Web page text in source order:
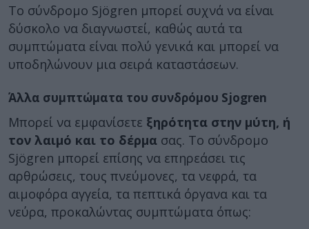
Το σύνδρομο Sjögren μπορεί συχνά να είναι
δύσκολο να διαγνωστεί, καθώς αυτά τα
συμπτώματα είναι πολύ γενικά και μπορεί να
υποδηλώνουν μια σειρά καταστάσεων.
Άλλα συμπτώματα του συνδρόμου Sjogren
Μπορεί να εμφανίσετε ξηρότητα στην μύτη, ή
τον λαιμό και το δέρμα σας. Το σύνδρομο
Sjögren μπορεί επίσης να επηρεάσει τις
αρθρώσεις, τους πνεύμονες, τα νεφρά, τα
αιμοφόρα αγγεία, τα πεπτικά όργανα και τα
νεύρα, προκαλώντας συμπτώματα όπως: